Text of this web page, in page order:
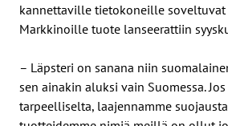
kannettaville tietokoneille soveltuvat
Markkinoille tuote lanseerattiin
– Läpsteri on sanana niin
sen ainakin aluksi vain Suomessa.
tarpeelliselta, laajennamme